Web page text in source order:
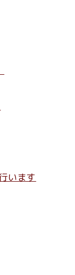
います